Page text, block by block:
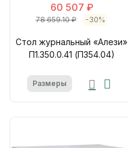
60 507 ₽
78 659.10 ₽ -30%
Стол журнальный «Алези»
П1.350.0.41 (П354.04)
Размеры